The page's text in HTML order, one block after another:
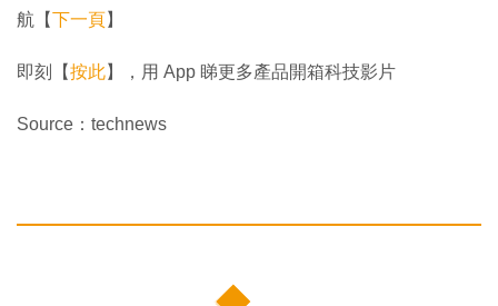
航【下一頁】
即刻【按此】，用 App 睇更多產品開箱科技影片
Source：technews